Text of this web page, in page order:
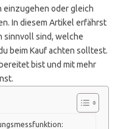
einzugehen oder gleich
In diesem Artikel erfährst
sinnvoll sind, welche
beim Kauf achten solltest.
bist und mit mehr